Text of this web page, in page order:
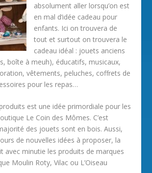
absolument aller lorsqu’on est
en mal d’idée cadeau pour
enfants. Ici on trouvera de
tout et surtout on trouvera le
cadeau idéal : jouets anciens
boîte à meuh), éducatifs, musicaux,
vêtements, peluches, coffrets de
pour les repas…
est une idée primordiale pour les
Le Coin des Mômes. C’est
des jouets sont en bois. Aussi,
de nouvelles idées à proposer, la
avec minutie les produits de marques
Moulin Roty, Vilac ou L’Oiseau